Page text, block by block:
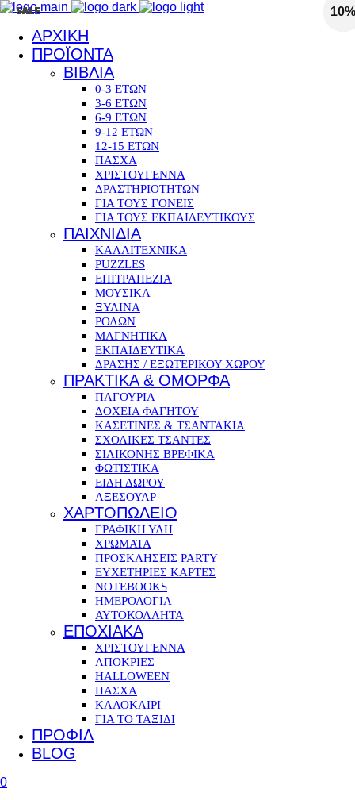
ΑΡΧΙΚΗ
ΠΡΟΪΟΝΤΑ
ΒΙΒΛΙΑ
0-3 ΕΤΩΝ
3-6 ΕΤΩΝ
6-9 ΕΤΩΝ
9-12 ΕΤΩΝ
12-15 ΕΤΩΝ
ΠΑΣΧΑ
ΧΡΙΣΤΟΥΓΕΝΝΑ
ΔΡΑΣΤΗΡΙΟΤΗΤΩΝ
ΓΙΑ ΤΟΥΣ ΓΟΝΕΙΣ
ΓΙΑ ΤΟΥΣ ΕΚΠΑΙΔΕΥΤΙΚΟΥΣ
ΠΑΙΧΝΙΔΙΑ
ΚΑΛΛΙΤΕΧΝΙΚΑ
PUZZLES
ΕΠΙΤΡΑΠΕΖΙΑ
ΜΟΥΣΙΚΑ
ΞΥΛΙΝΑ
ΡΟΛΩΝ
ΜΑΓΝΗΤΙΚΑ
ΕΚΠΑΙΔΕΥΤΙΚΑ
ΔΡΑΣΗΣ / ΕΞΩΤΕΡΙΚΟΥ ΧΩΡΟΥ
ΠΡΑΚΤΙΚΑ & ΟΜΟΡΦΑ
ΠΑΓΟΥΡΙΑ
ΔΟΧΕΙΑ ΦΑΓΗΤΟΥ
ΚΑΣΕΤΙΝΕΣ & ΤΣΑΝΤΑΚΙΑ
ΣΧΟΛΙΚΕΣ ΤΣΑΝΤΕΣ
ΣΙΛΙΚΟΝΗΣ ΒΡΕΦΙΚΑ
ΦΩΤΙΣΤΙΚΑ
ΕΙΔΗ ΔΩΡΟΥ
ΑΞΕΣΟΥΑΡ
ΧΑΡΤΟΠΩΛΕΙΟ
ΓΡΑΦΙΚΗ ΥΛΗ
ΧΡΩΜΑΤΑ
ΠΡΟΣΚΛΗΣΕΙΣ PARTY
ΕΥΧΕΤΗΡΙΕΣ ΚΑΡΤΕΣ
NOTEBOOKS
ΗΜΕΡΟΛΟΓΙΑ
ΑΥΤΟΚΟΛΛΗΤΑ
ΕΠΟΧΙΑΚΑ
ΧΡΙΣΤΟΥΓΕΝΝΑ
ΑΠΟΚΡΙΕΣ
HALLOWEEN
ΠΑΣΧΑ
ΚΑΛΟΚΑΙΡΙ
ΓΙΑ ΤΟ ΤΑΞΙΔΙ
ΠΡΟΦΙΛ
BLOG
0
SALE
SALE 10%
SALE 10%
SALE 10%
SALE 10%
SALE 10%
SALE 10%
SALE 10%
SALE 10%